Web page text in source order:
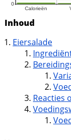
Inhoud
Eiersalade
Reacties